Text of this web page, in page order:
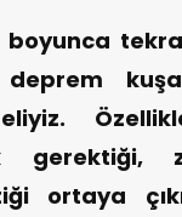
boyunca
gerektiği,
ortaya